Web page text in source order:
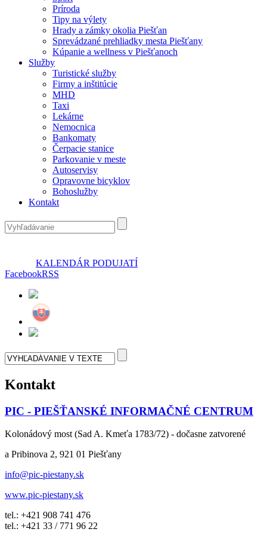
Príroda
Tipy na výlety
Hrady a zámky okolia Piešťan
Sprevádzané prehliadky mesta Piešťany
Kúpanie a wellness v Piešťanoch
Služby
Turistické služby
Firmy a inštitúcie
MHD
Taxi
Lekárne
Nemocnica
Bankomaty
Čerpacie stanice
Parkovanie v meste
Autoservisy
Opravovne bicyklov
Bohoslužby
Kontakt
KALENDÁR PODUJATÍ
FacebookRSS
Kontakt
PIC - PIEŠŤANSKÉ INFORMAČNÉ CENTRUM
Kolonádový most (Sad A. Kmeťa 1783/72) - dočasne zatvorené
a Pribinova 2, 921 01 Piešťany
info@pic-piestany.sk
www.pic-piestany.sk
tel.: +421 908 741 476
tel.: +421 33 / 771 96 22